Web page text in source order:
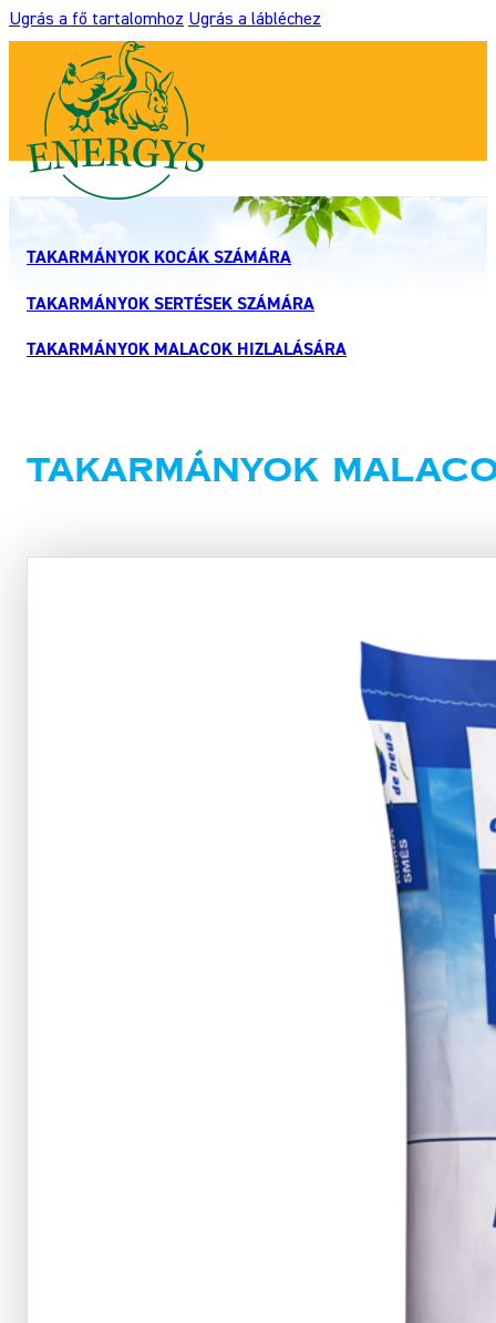
Ugrás a fő tartalomhoz Ugrás a lábléchez
TAKARMÁNYOK KOCÁK SZÁMÁRA
TAKARMÁNYOK SERTÉSEK SZÁMÁRA
TAKARMÁNYOK MALACOK HIZLALÁSÁRA
Takarmányok